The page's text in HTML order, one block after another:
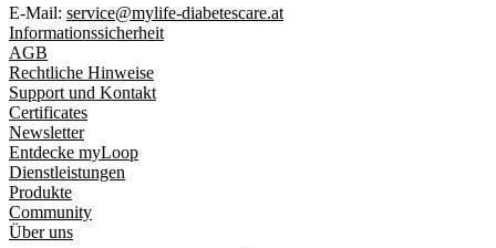
E-Mail: service@mylife-diabetescare.at
Informationssicherheit
AGB
Rechtliche Hinweise
Support und Kontakt
Certificates
Newsletter
Entdecke myLoop
Dienstleistungen
Produkte
Community
Über uns